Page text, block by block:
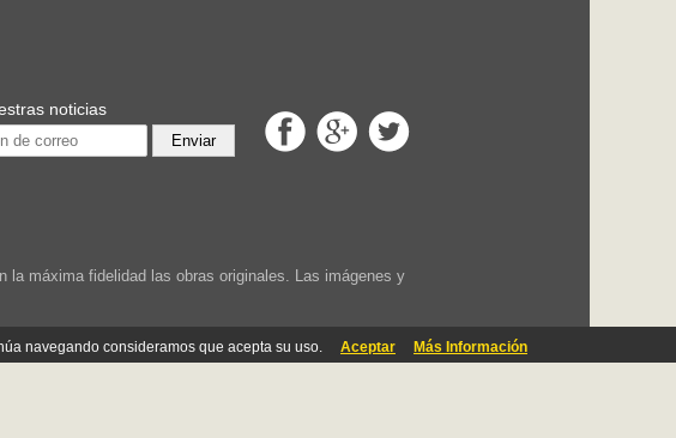
navegando consideramos que acepta su uso. Aceptar Más Información
noticias
Enviar
máxima fidelidad las obras originales. Las imágenes y